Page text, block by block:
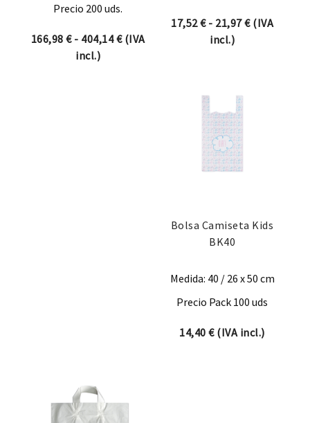
Precio 200 uds.
166,98 € - 404,14€Rango de precios: desde 166,98 €
(IVA
incl.)
17,52€ - 21,97€Rango de
(IVA
incl.)
Bolsa Camiseta Kids
BK40
Medida: 40 / 26 x 50 cm
Precio Pack 100 uds
14,40€(IVA incl.)